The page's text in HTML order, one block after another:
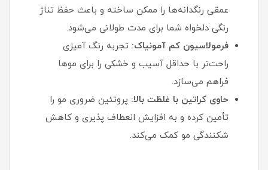
عمقی رنگدانه‌ها را ممکن ساخته و باعث حفظ تناژ
رنگی دلخواه شما برای مدت طولانی می‌شود.
فرمولاسیون کم آمونیاک: تجربه رنگ‌ آمیزی
راحت‌تر با حداقل آسیب و خشکی را برای موها
فراهم می‌سازد.
حاوی کراتین با غلظت بالا: پروتئین ضروری مو را
تأمین کرده و به افزایش انعطاف‌ پذیری و کاهش
شکنندگی مو کمک می‌کند.